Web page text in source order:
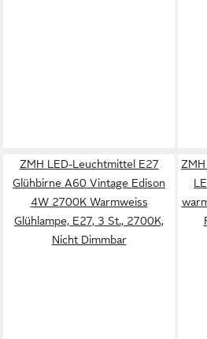
ZMH LED-Leuchtmittel E27
Glühbirne A60 Vintage Edison
4W 2700K Warmweiss
Glühlampe, E27, 3 St., 2700K,
Nicht Dimmbar